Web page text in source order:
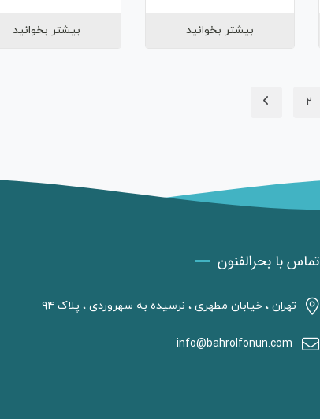
بیشتر بخوانید بیشتر بخوانید
2
تماس با بحرالفنون
تهران ، خیابان مطهری ، نرسیده به سهروردی ، پلاک ۹۴
info@bahrolfonun.com